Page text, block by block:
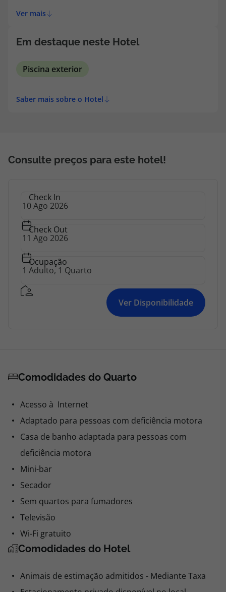
ilimitados para compra.
Ver mais
Em destaque neste Hotel
Piscina exterior
Saber mais sobre o Hotel
Consulte preços para este hotel!
Check In
Check Out
Ocupação
Ver Disponibilidade
Comodidades do Quarto
Acesso à Internet
Adaptado para pessoas com deficiência motora
Casa de banho adaptada para pessoas com
deficiência motora
Mini-bar
Secador
Sem quartos para fumadores
Televisão
Wi-Fi gratuito
Comodidades do Hotel
Animais de estimação admitidos - Mediante Taxa